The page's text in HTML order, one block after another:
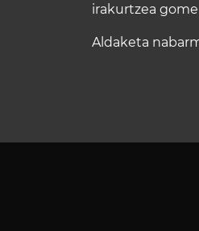
irakurtzea
Aldaketa